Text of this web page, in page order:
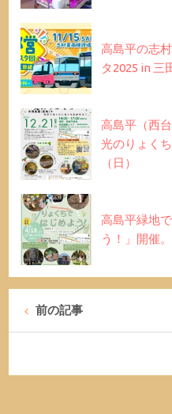
高島平の志
タ2025 in 三
高島平（西
光のりょく
（日）
高島平緑地
う！」開催
前の記事